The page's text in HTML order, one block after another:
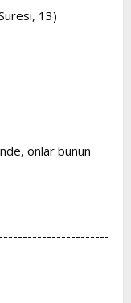
13)
onlar bunun